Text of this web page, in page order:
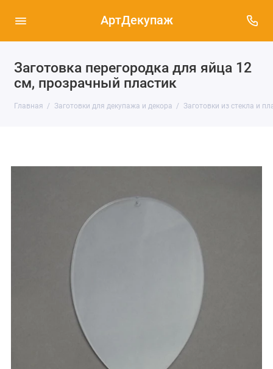
АртДекупаж
Заготовка перегородка для яйца 12
см, прозрачный пластик
Главная Заготовки для декупажа и декора Заготовки из стекла и